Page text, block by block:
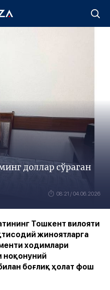
доллар сўраган
08:21 / 04.06.2026
Тошкент вилояти
жиноятларга
ходимлари
ноқонуний
боғлиқ ҳолат фош